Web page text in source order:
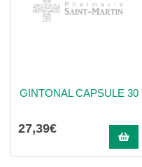
GINTONAL CAPSULE 30
27,39€